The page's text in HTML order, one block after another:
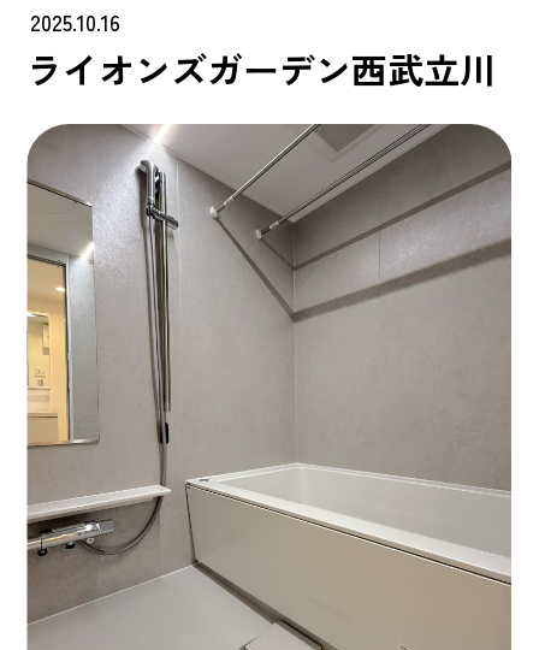
recruit
to our brokers
2025.10.16
ライオンズガーデン西武立川